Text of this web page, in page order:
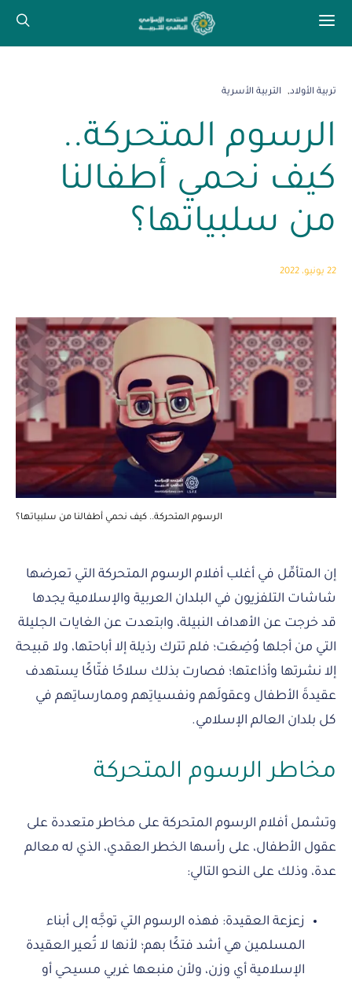
تربية الأولاد التربية الأسرية
الرسوم المتحركة..
كيف نحمي أطفالنا
من سلبياتها؟
22 يونيو، 2022
الرسوم المتحركة.. كيف نحمي أطفالنا من سلبياتها؟
إن المتأمِّل في أغلب أفلام الرسوم المتحركة التي تعرضها
شاشات التلفزيون في البلدان العربية والإسلامية يجدها
قد خرجت عن الأهداف النبيلة، وابتعدت عن الغايات الجليلة
التي من أجلها وُضِعَت؛ فلم تترك رذيلة إلا أباحتها، ولا قبيحة
إلا نشرتها وأذاعتها؛ فصارت بذلك سلاحًا فتّاكًا يستهدف
عقيدةَ الأطفال وعقولَهم ونفسياتِهم وممارساتِهم في
كل بلدان العالم الإسلامي.
مخاطر الرسوم المتحركة
وتشمل أفلام الرسوم المتحركة على مخاطر متعددة على
عقول الأطفال، على رأسها الخطر العقدي، الذي له معالم
عدة، وذلك على النحو التالي:
زعزعة العقيدة: فهذه الرسوم التي توجَّه إلى أبناء
المسلمين هي أشد فتكًا بهم؛ لأنها لا تُعير العقيدة
الإسلامية أي وزن، ولأن منبعها غربي مسيحي أو